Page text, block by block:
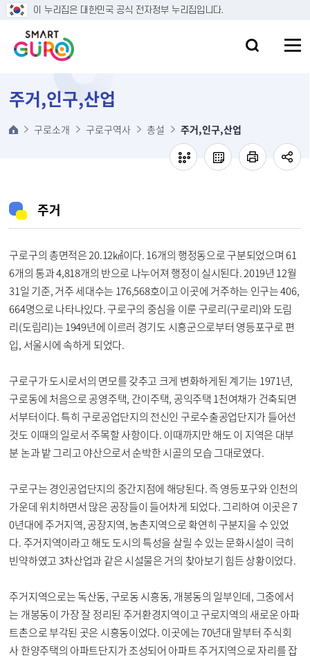
본문 바로가기
이 누리집은 대한민국 공식 전자정부 누리집입니다.
주거,인구,산업
구로소개 구로구역사 총설 주거,인구,산업
주거
구로구의 총면적은 20.12㎢이다. 16개의 행정동으로 구분되었으며 61
6개의 통과 4,818개의 반으로 나누어져 행정이 실시된다. 2019년 12월
31일 기준, 거주 세대수는 176,568호이고 이곳에 거주하는 인구는 406,
664명으로 나타나있다. 구로구의 중심을 이룬 구로리(구로리)와 도림
리(도림리)는 1949년에 이르러 경기도 시흥군으로부터 영등포구로 편
입, 서울시에 속하게 되었다.
구로구가 도시로서의 면모를 갖추고 크게 변화하게된 계기는 1971년,
구로동에 처음으로 공영주택, 간이주택, 공익주택 1천여채가 건축되면
서부터이다. 특히 구로공업단지의 전신인 구로수출공업단지가 들어선
것도 이때의 일로서 주목할 사항이다. 이때까지만 해도 이 지역은 대부
분 논과 밭 그리고 야산으로서 순박한 시골의 모습 그대로였다.
구로구는 경인공업단지의 중간지점에 해당된다. 즉 영등포구와 인천의
가운데 위치하면서 많은 공장들이 들어차게 되었다. 그리하여 이곳은 7
0년대에 주거지역, 공장지역, 농촌지역으로 확연히 구분지을 수 있었
다. 주거지역이라고 해도 도시의 특성을 살릴 수 있는 문화시설이 극히
빈약하였고 3차산업과 같은 시설물은 거의 찾아보기 힘든 상황이었다.
주거지역으로는 독산동, 구로동 시흥동, 개봉동의 일부인데, 그중에서
는 개봉동이 가장 잘 정리된 주거환경지역이고 구로지역의 새로운 아파
트촌으로 부각된 곳은 시흥동이었다. 이곳에는 70년대 말부터 주식회
사 한양주택의 아파트단지가 조성되어 아파트 주거지역으로 자리를 잡